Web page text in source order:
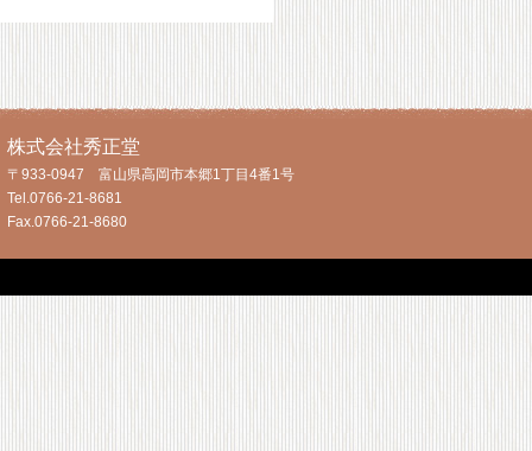
株式会社秀正堂
〒933-0947 富山県高岡市本郷1丁目4番1号
Tel.0766-21-8681
Fax.0766-21-8680